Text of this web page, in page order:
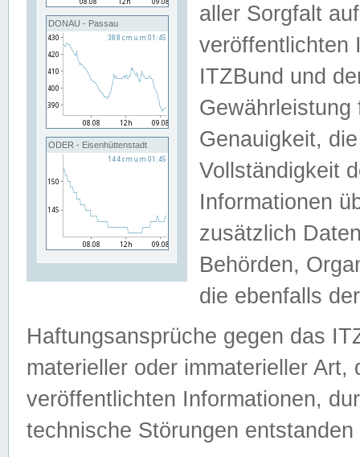
DONAU - Passau
ODER - Eisenhüttenstadt
aller Sorgfalt
veröffentlichten
ITZBund und
Genauigkeit,
Vollständigkeit
Informationen
zusätzlich
Behörden,
die ebenfalls
Haftungsansprüche gegen das
materieller oder immaterieller
veröffentlichten Informationen,
technische Störungen